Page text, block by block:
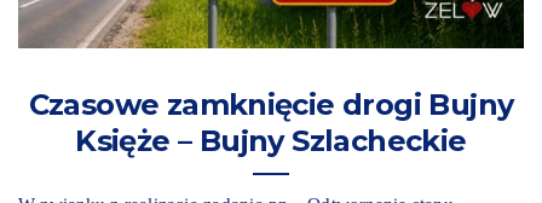
Czasowe zamknięcie drogi Bujny
Księże – Bujny Szlacheckie